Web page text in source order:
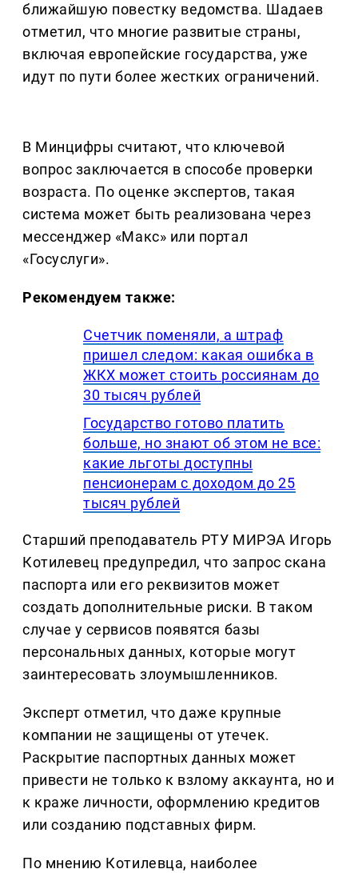
ближайшую повестку ведомства. Шадаев
отметил, что многие развитые страны,
включая европейские государства, уже
идут по пути более жестких ограничений.
В Минцифры считают, что ключевой
вопрос заключается в способе проверки
возраста. По оценке экспертов, такая
система может быть реализована через
мессенджер «Макс» или портал
«Госуслуги».
Рекомендуем также:
Счетчик поменяли, а штраф
пришел следом: какая ошибка в
ЖКХ может стоить россиянам до
30 тысяч рублей
Государство готово платить
больше, но знают об этом не все:
какие льготы доступны
пенсионерам с доходом до 25
тысяч рублей
Старший преподаватель РТУ МИРЭА Игорь
Котилевец предупредил, что запрос скана
паспорта или его реквизитов может
создать дополнительные риски. В таком
случае у сервисов появятся базы
персональных данных, которые могут
заинтересовать злоумышленников.
Эксперт отметил, что даже крупные
компании не защищены от утечек.
Раскрытие паспортных данных может
привести не только к взлому аккаунта, но и
к краже личности, оформлению кредитов
или созданию подставных фирм.
По мнению Котилевца, наиболее